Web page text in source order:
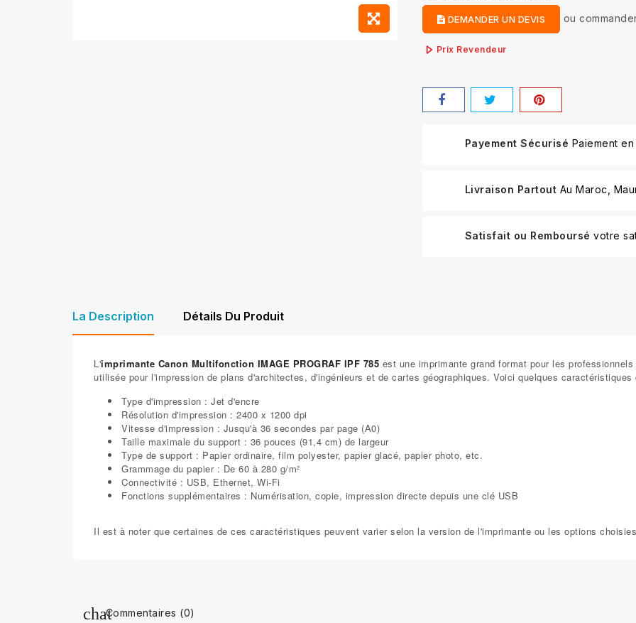
DEMANDER UN DEVIS ou
Prix Revendeur
Payement Sécurisé Paiement
Livraison Partout Au Maroc,
Satisfait ou Remboursé votre
La Description Détails Du Produit
L'imprimante Canon Multifonction IMAGE PROGRAF IPF 785 est une imprimante grand format pour les
utilisée pour l'impression de plans d'architectes, d'ingénieurs et de cartes géographiques. Voici quelques
Type d'impression : Jet d'encre
Résolution d'impression : 2400 x 1200 dpi
Vitesse d'impression : Jusqu'à 36 secondes par page (A0)
Taille maximale du support : 36 pouces (91,4 cm) de largeur
Type de support : Papier ordinaire, film polyester, papier glacé, papier photo, etc.
Grammage du papier : De 60 à 280 g/m²
Connectivité : USB, Ethernet, Wi-Fi
Fonctions supplémentaires : Numérisation, copie, impression directe depuis une clé USB
Il est à noter que certaines de ces caractéristiques peuvent varier selon la version de l'imprimante ou les options
Commentaires (0)